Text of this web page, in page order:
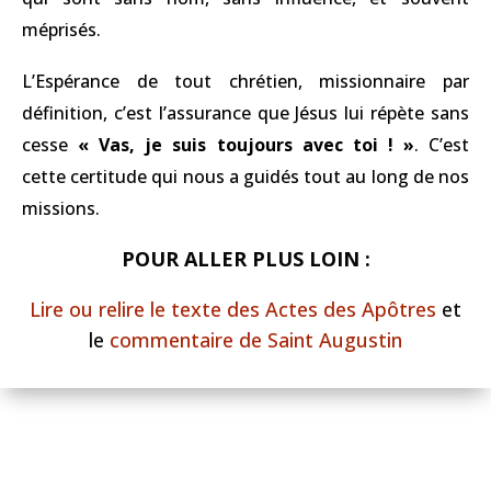
méprisés.
L’Espérance de tout chrétien, missionnaire par
définition, c’est l’assurance que Jésus lui répète sans
cesse « Vas, je suis toujours avec toi ! ». C’est
cette certitude qui nous a guidés tout au long de nos
missions.
POUR ALLER PLUS LOIN :
Lire ou relire le texte des Actes des Apôtres et
le commentaire de Saint Augustin